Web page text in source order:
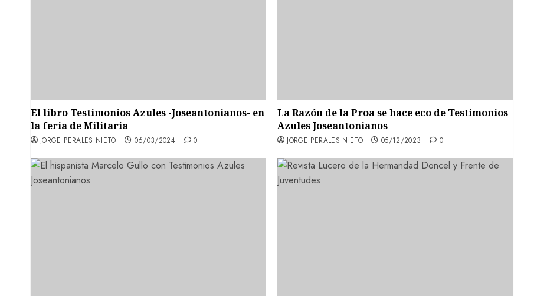
El libro Testimonios Azules -Joseantonianos- en
la feria de Militaria
JORGE PERALES NIETO 06/03/2024 0
La Razón de la Proa se hace eco de Testimonios
Azules Joseantonianos
JORGE PERALES NIETO 05/12/2023 0